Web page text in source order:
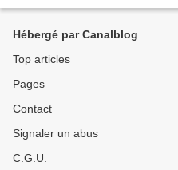
brésiliennes...
Hébergé par Canalblog
Top articles
Pages
Contact
Signaler un abus
C.G.U.